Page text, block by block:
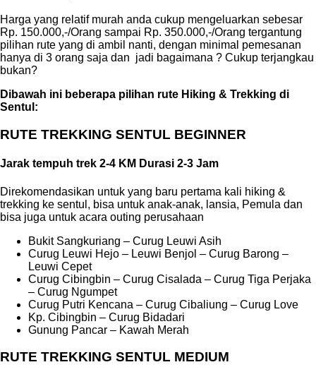
Harga yang relatif murah anda cukup mengeluarkan sebesar
Rp. 150.000,-/Orang sampai Rp. 350.000,-/Orang tergantung
pilihan rute yang di ambil nanti, dengan minimal pemesanan
hanya di 3 orang saja dan jadi bagaimana ? Cukup terjangkau
bukan?
Dibawah ini beberapa pilihan rute Hiking & Trekking di
Sentul:
RUTE TREKKING SENTUL BEGINNER
Jarak tempuh trek 2-4 KM Durasi 2-3 Jam
Direkomendasikan untuk yang baru pertama kali hiking &
trekking ke sentul, bisa untuk anak-anak, lansia, Pemula dan
bisa juga untuk acara outing perusahaan
Bukit Sangkuriang – Curug Leuwi Asih
Curug Leuwi Hejo – Leuwi Benjol – Curug Barong –
Leuwi Cepet
Curug Cibingbin – Curug Cisalada – Curug Tiga Perjaka
– Curug Ngumpet
Curug Putri Kencana – Curug Cibaliung – Curug Love
Kp. Cibingbin – Curug Bidadari
Gunung Pancar – Kawah Merah
RUTE TREKKING SENTUL MEDIUM